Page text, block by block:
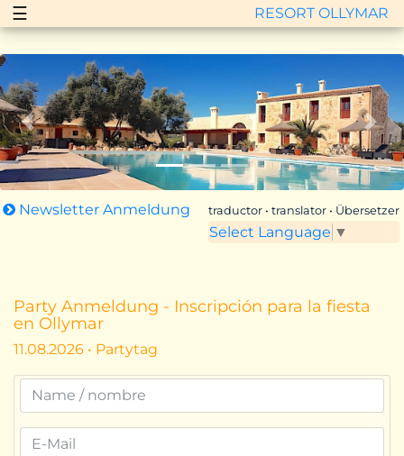
☰ RESORT OLLYMAR
Zurück Vor
Newsletter Anmeldung traductor • translator • Übersetzer
Select Language ▼
Party Anmeldung - Inscripción para la fiesta
en Ollymar
11.08.2026 • Partytag